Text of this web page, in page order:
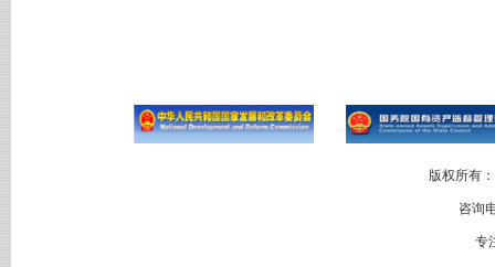
版权所有
咨询
专